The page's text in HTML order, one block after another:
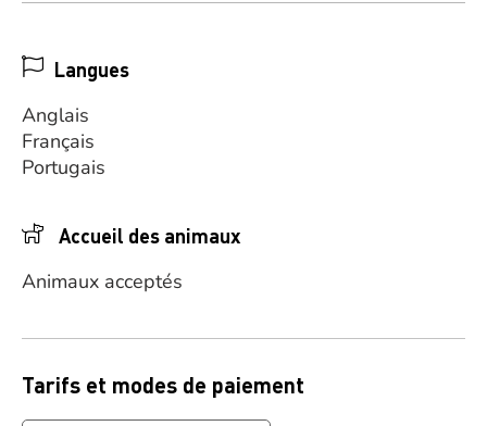
Langues
Anglais
Français
Portugais
Accueil des animaux
Animaux acceptés
Tarifs et modes de paiement